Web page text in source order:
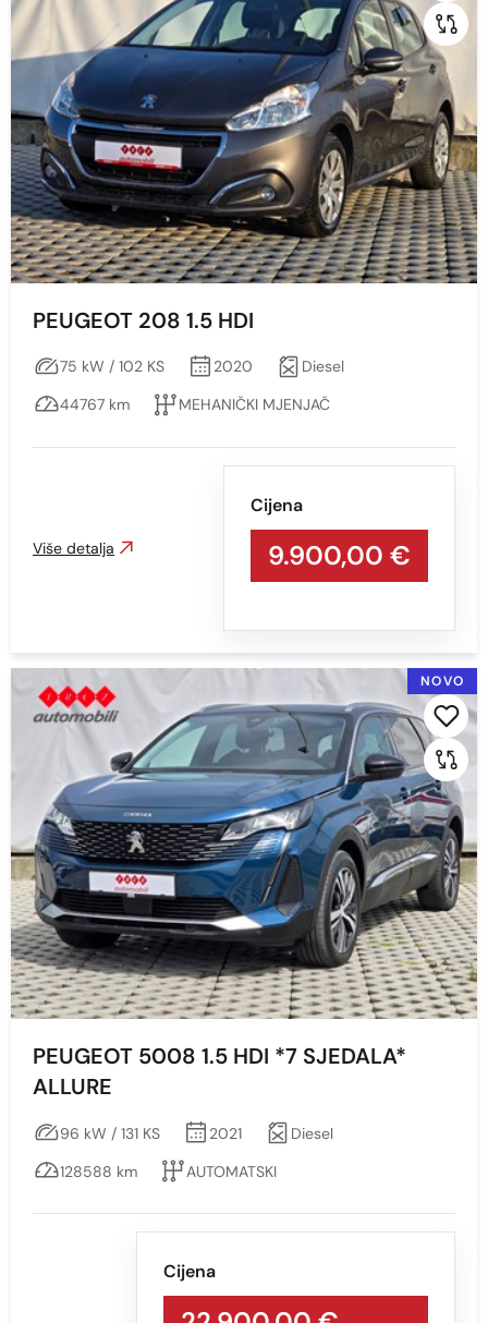
PEUGEOT 208 1.5 HDI
75 kW / 102 KS 2020
Diesel
44767 km
MEHANIČKI MJENJAČ
Cijena
9.900,00 €
Više detalja
NOVO
PEUGEOT 5008 1.5 HDI *7 SJEDALA*
ALLURE
96 kW / 131 KS 2021
Diesel
128588 km
AUTOMATSKI
Cijena